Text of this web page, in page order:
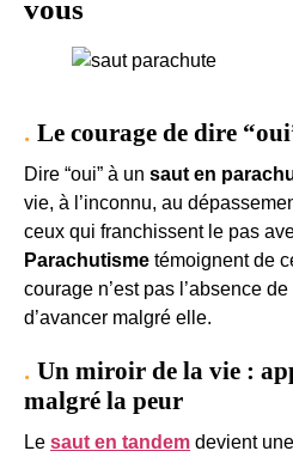
vous
Le courage de dire
Dire “oui” à un saut en
vie, à l’inconnu, au
ceux qui franchissent le pas
Parachutisme témoignent de
courage n’est pas l’absence
d’avancer malgré elle.
Un miroir de la vie :
malgré la peur
Le saut en tandem devient